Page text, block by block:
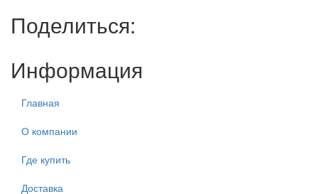
Поделиться:
Информация
Главная
О компании
Где купить
Доставка